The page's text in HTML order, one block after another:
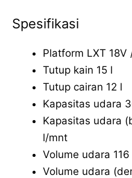
Spesifikasi
Platform LXT 18V
Tutup kain 15 l
Tutup cairan 12 l
Kapasitas udara
Kapasitas udara
l/mnt
Volume udara
Volume udara